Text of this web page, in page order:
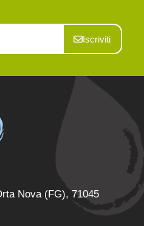
Iscriviti
Nova (FG), 71045